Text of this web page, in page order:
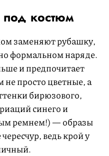
под костюм
заменяют рубашку,
формальном наряде.
и предпочитает
просто цветные, а
бирюзового,
синего и
ремнем!) — образы
ведь крой у